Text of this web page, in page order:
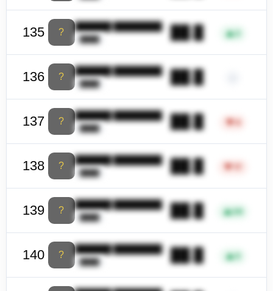
135 ?
██████ ████████
████ ██.█ ▲2
136 ?
██████ ████████
████ ██.█
137 ?
██████ ████████
████ ██.█ ▼
138 ?
██████ ████████
████ ██.█ ▼
139 ?
██████ ████████
████ ██.█ ▲26
140 ?
██████ ████████
████ ██.█ ▲5